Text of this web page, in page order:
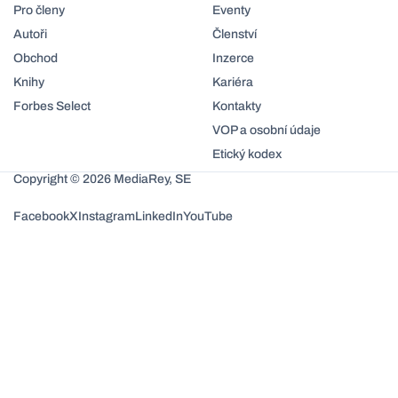
Pro členy
Autoři
Obchod
Knihy
Forbes Select
Eventy
Členství
Inzerce
Kariéra
Kontakty
VOP a osobní údaje
Etický kodex
Copyright © 2026 MediaRey, SE
FacebookXInstagramLinkedInYouTube